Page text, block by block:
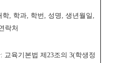
, 학과, 학번, 성명, 생년월일,
락처
육기본법 제23조의 3(학생정